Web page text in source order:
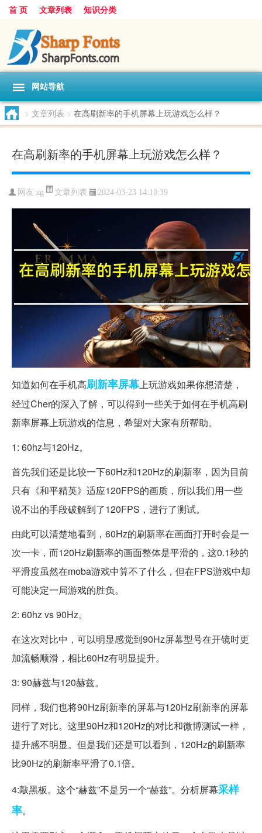
首 页 文章列表 知识分类
网站导航
> 文章列表 > 在高刷新率的手机屏幕上玩游戏怎么样？
在高刷新率的手机屏幕上玩游戏怎么样？
网友:zg 文章列表 2024-03-23 14:10:39
知道如何在手机高刷新率屏幕上玩游戏如果你想清楚，
经过Cher的深入了解，可以得到一些关于如何在手机高刷
新率屏幕上玩游戏的信息，希望对大家有所帮助。
1: 60hz与120Hz。
首先我们还是比较一下60Hz和120Hz的刷新率，因为目前
只有《和平精英》适应120FPS的画质，所以我们用一些
说不出的手段破解到了120FPS，进行了测试。
由此可以清楚地看到，60Hz的刷新率在画面打开时会是一
次一卡，而120Hz刷新率的画面整体是平滑的，这0.1秒的
平滑度虽然在moba游戏中算不了什么，但在FPS游戏中却
可能决定一局游戏的胜负。
2: 60hz vs 90Hz。
在这次对比中，可以明显感觉到90Hz屏幕型号在开镜时更
加流畅顺滑，相比60Hz有明显提升。
3: 90赫兹与120赫兹。
同样，我们也将90Hz刷新率的屏幕与120Hz刷新率的屏幕
进行了对比。这里90Hz和120Hz的对比和微博测试一样，
提升感不明显。但是我们还是可以看到，120Hz的刷新率
比90Hz的刷新率平滑了0.1倍。
4:敲黑板。这个“赫兹”不是另一个“赫兹”。分析屏幕采样
率。